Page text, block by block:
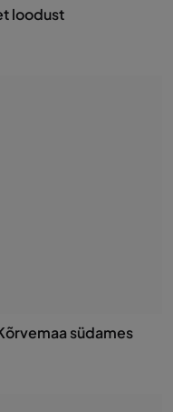
loodust
südames